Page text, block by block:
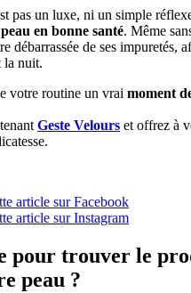
pas un luxe, ni un simple
en bonne santé. Même
débarrassée de ses impuretés,
la nuit.
votre routine un vrai moment
Geste Velours et offrez à
pour trouver le
peau ?